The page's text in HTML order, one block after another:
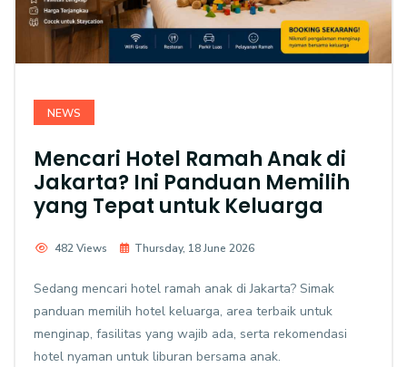
NEWS
Mencari Hotel Ramah Anak di
Jakarta? Ini Panduan Memilih
yang Tepat untuk Keluarga
482 Views Thursday, 18 June 2026
Sedang mencari hotel ramah anak di Jakarta? Simak
panduan memilih hotel keluarga, area terbaik untuk
menginap, fasilitas yang wajib ada, serta rekomendasi
hotel nyaman untuk liburan bersama anak.